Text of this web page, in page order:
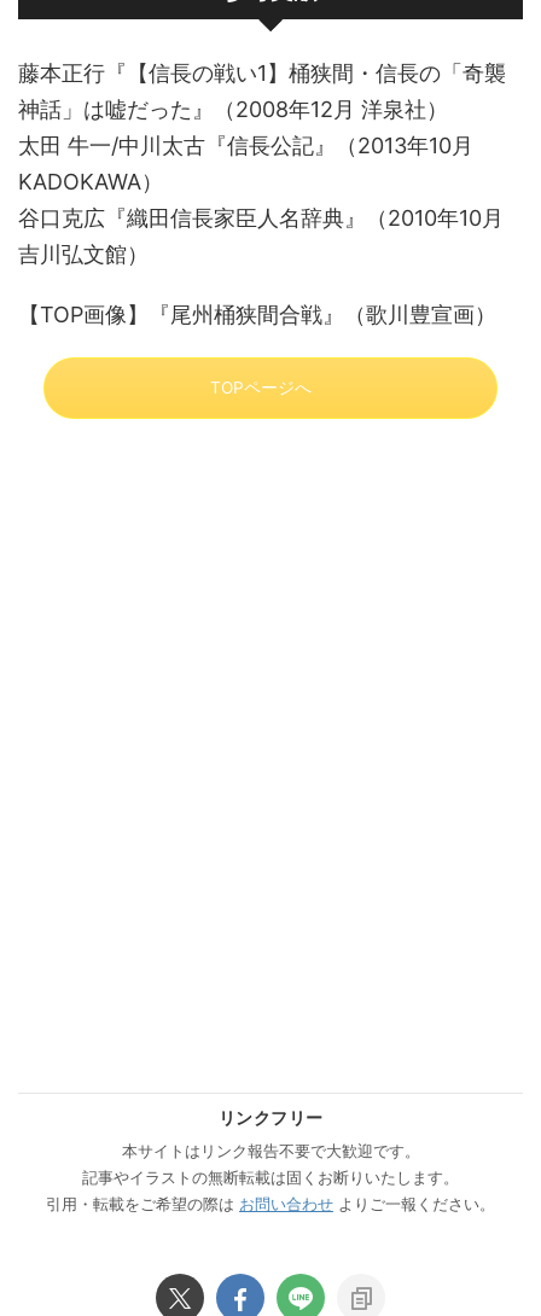
藤本正行『【信長の戦い1】桶狭間・信長の「奇襲
神話」は嘘だった』（2008年12月 洋泉社）
太田 牛一/中川太古『信長公記』（2013年10月
KADOKAWA）
谷口克広『織田信長家臣人名辞典』（2010年10月
吉川弘文館）
【TOP画像】『尾州桶狭間合戦』（歌川豊宣画）
TOPページへ
リンクフリー
本サイトはリンク報告不要で大歓迎です。
記事やイラストの無断転載は固くお断りいたします。
引用・転載をご希望の際は お問い合わせ よりご一報ください。